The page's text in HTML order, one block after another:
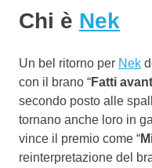
Chi è Nek
Un bel ritorno per Nek
con il brano “Fatti
secondo posto alle
tornano anche loro in
vince il premio come “
reinterpretazione del